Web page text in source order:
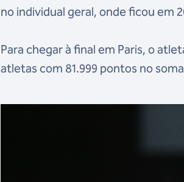
no individual geral, onde ficou em
Para chegar à final em Paris, o
atletas com 81.999 pontos no